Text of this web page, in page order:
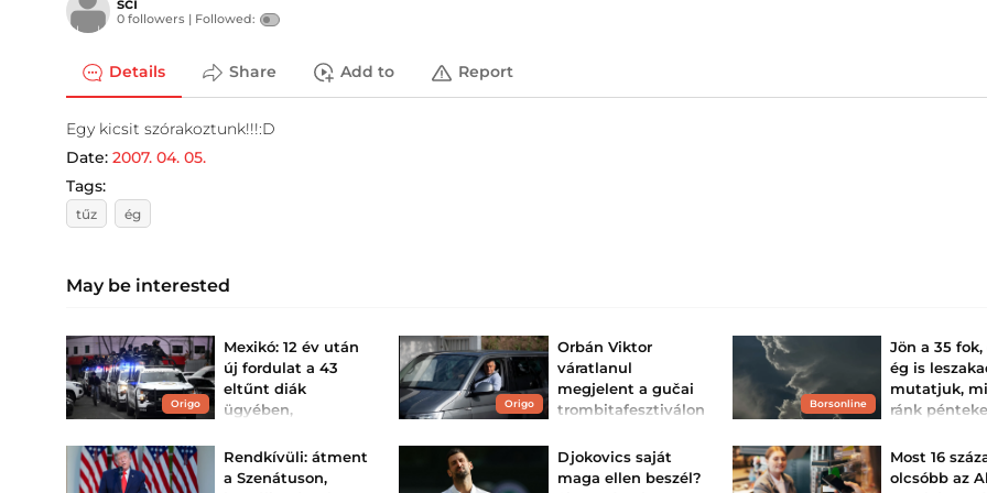
0 followers | Followed:
Details Share Add to Report
Egy kicsit szórakoztunk!!!:D
Date: 2007. 04. 05.
Tags:
tűz ég
May be interested
Origo
Mexikó: 12 év után
új fordulat a 43
eltűnt diák
ügyében,
volt kormányzót
Ángel Aguirrét azzal
vádolják, hogy
Origo
Orbán Viktor
váratlanul
megjelent a gučai
trombitafesztiválon
Sör, csevap és
trombitaszó.
Borsonline
Jön a 35 fok,
ég is
mutatjuk,
ránk
többfelé 35 fok
emelkedik,
pedig ennél is
Rendkívüli: átment
a Szenátuson,
Djokovics saját
maga ellen beszél?
Most 16
olcsóbb az